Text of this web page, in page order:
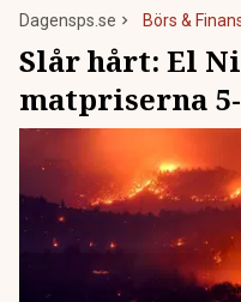
Dagensps.se Börs &
Slår hårt: El
matpriserna